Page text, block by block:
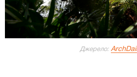
Джерело: